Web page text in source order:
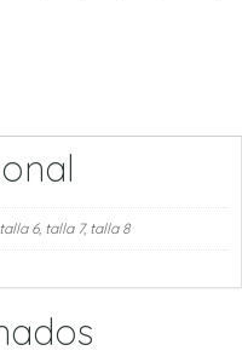
talla 6, talla 7, talla 8